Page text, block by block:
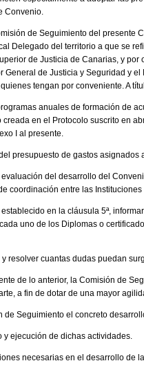
Convenio.
de Seguimiento del presente
Delegado del territorio a que se
de Justicia de Canarias, y
General de Justicia y Seguridad y
tengan por conveniente. A
anuales de formación de
en el Protocolo suscrito en
I al presente.
presupuesto de gastos asignados
del desarrollo del
coordinación entre las Instituciones
en la cláusula 5ª,
uno de los Diplomas o
resolver cuantas dudas puedan
de lo anterior, la Comisión de
a fin de dotar de una mayor
de Seguimiento el concreto
y ejecución de dichas actividades.
necesarias en el desarrollo de